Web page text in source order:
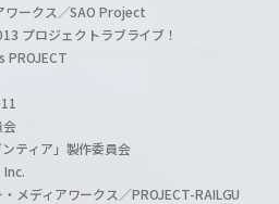
ークス／SAO Project
プロジェクトラブライブ！
PROJECT
会
ティア」製作委員会
メディアワークス／PROJECT-RAILGU